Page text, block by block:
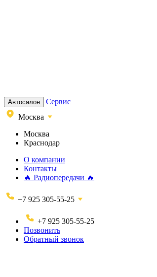
Автосалон
Сервис
Москва
Москва
Краснодар
О компании
Контакты
🔥 Радиопередачи 🔥
+7 925 305-55-25
+7 925 305-55-25
Позвонить
Обратный звонок